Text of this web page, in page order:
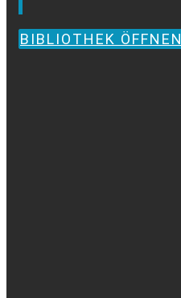
BIBLIOTHEK ÖFFNEN